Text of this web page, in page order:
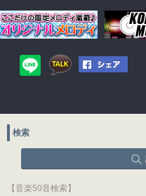
検索
【音楽50音検索】